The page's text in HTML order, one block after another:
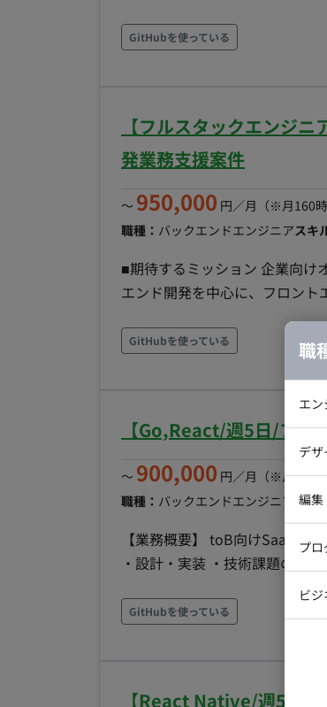
宿駅 基本リモート （キャッチアップ期間
エンド：TypeScript(React,
Figma ● リモート環境：
・週5日 ・11:00~16:00稼働可
GitHubを使っている
【フルスタックエンジ
発業務支援案件
〜 950,000 円／月 （※月160
職種： バックエンドエンジニアスキ
■期待するミッション 企業向け
エンド開発を中心に、フロン
品質向上・運用改善を担当い
件整理や技術選定など上流工
を用いたAPI開発 ・バックエ
マンス改善およびチューニング 【フルスタック開発】 ・Next.jsを用いたフロントエンド開発 ・バ
ックエンドとの連携実装 ・UI/UX改善に伴う機能追加 【
用した開発環境整備 ・
CI/CD環境の改善 【品質向上・運用改善】 ・システム監視環境の整備 ・ログ分析および障害対応
・品質改善施策の立案・実行 ・開発フローの改善提案
調査・検証 ・機能要件に応じ
■チーム体制 ・開発組織：約
ため、職種の垣根を超えて連
声を直接プロダクトへ反映可能 ■開発環境 言語：Python、Go、C／C++、TypeScript フレームワ
ーク：FastAPI、Flask、Gin、
Sentry、Cloud Monitoring、
GitHubを使っている
【Go,React/週5日/フル
〜 900,000 円／月 （※月160
職種： バックエンドエンジニア スキ
【業務概要】 toB向けSaasプロダク
・設計・実装 ・技術課題の調査 ・プロダクトの
トでの勤務となります。 なお
環境となっていおります。 ◆主な開発環境・ツール◆ ・言語：Go ・FW：Next.js ・DB：MySQL
GitHubを使っている
【React Native/週5日/
職
エン
デザ
編集
プ
ビ